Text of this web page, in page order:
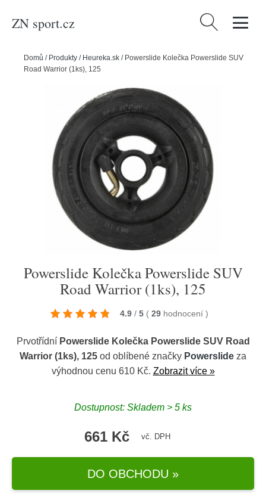
ZN sport.cz Vyhledávání
Domů / Produkty / Heureka.sk / Powerslide Kolečka Powerslide SUV
Road Warrior (1ks), 125
Powerslide Kolečka Powerslide SUV
Road Warrior (1ks), 125
4.9 / 5 ( 29 hodnocení )
Prvotřídní Powerslide Kolečka Powerslide SUV Road
Warrior (1ks), 125 od oblíbené značky Powerslide za
výhodnou cenu 610 Kč. Zobrazit více »
Dostupnost: Skladem > 5 ks
661 Kč vč. DPH
DO OBCHODU »